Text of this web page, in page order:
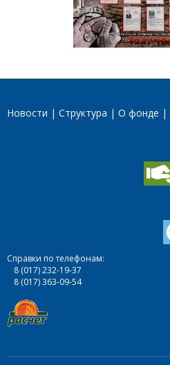
Новости Структура О фонде
Справки по телефонам:
8 (017) 232-19-37
8 (017) 363-09-54